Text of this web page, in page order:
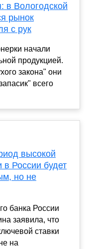
в Вологодской
рынок
с рук
начали
продукцией.
закона" они
всего
высокой
в России будет
но не
банка России
заявила, что
ставки
на